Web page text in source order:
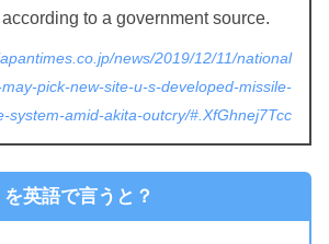
to a government source.
news/2019/12/11/national
pick-new-site-u-s-developed-missile-
system-amid-akita-outcry/#.XfGhnej7Tcc
を英語で言うと？